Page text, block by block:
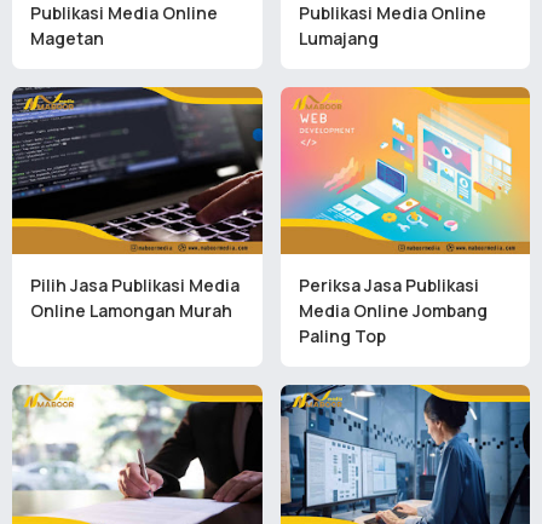
Publikasi Media Online
Magetan
Publikasi Media Online
Lumajang
Pilih Jasa Publikasi Media
Online Lamongan Murah
Periksa Jasa Publikasi
Media Online Jombang
Paling Top